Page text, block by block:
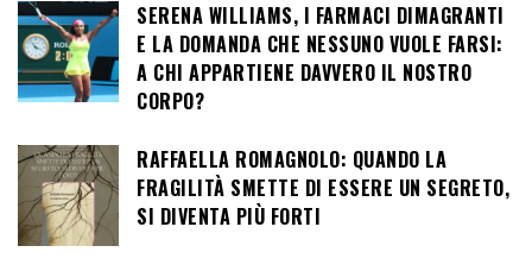
SERENA WILLIAMS, I FARMACI DIMAGRANTI
E LA DOMANDA CHE NESSUNO VUOLE FARSI:
A CHI APPARTIENE DAVVERO IL NOSTRO
CORPO?
RAFFAELLA ROMAGNOLO: QUANDO LA
FRAGILITÀ SMETTE DI ESSERE UN SEGRETO,
SI DIVENTA PIÙ FORTI